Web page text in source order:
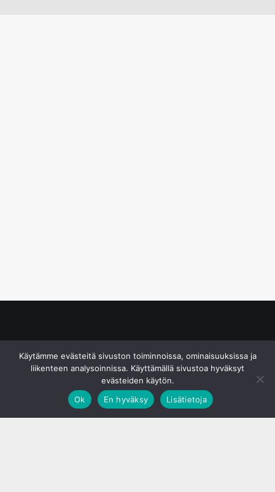
Käytämme evästeitä sivuston toiminnoissa, ominaisuuksissa ja
liikenteen analysoinnissa. Käyttämällä sivustoa hyväksyt
evästeiden käytön.
Ok
En hyväksy Lisätietoja